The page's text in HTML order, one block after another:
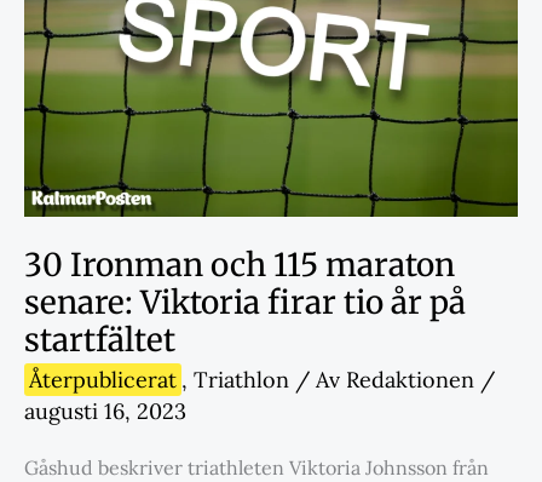
30 Ironman och 115 maraton
senare: Viktoria firar tio år på
startfältet
Återpublicerat , Triathlon / Av Redaktionen /
augusti 16, 2023
Gåshud beskriver triathleten Viktoria Johnsson från